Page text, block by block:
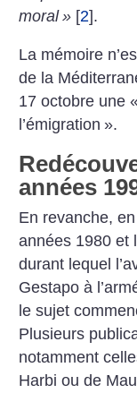
moral » [2].
La mémoire
de la
17 octobre une «
l’émigration ».
années
En revanche,
années 1980 et
durant lequel
Gestapo à
le sujet
Plusieurs
notamment
Harbi ou de